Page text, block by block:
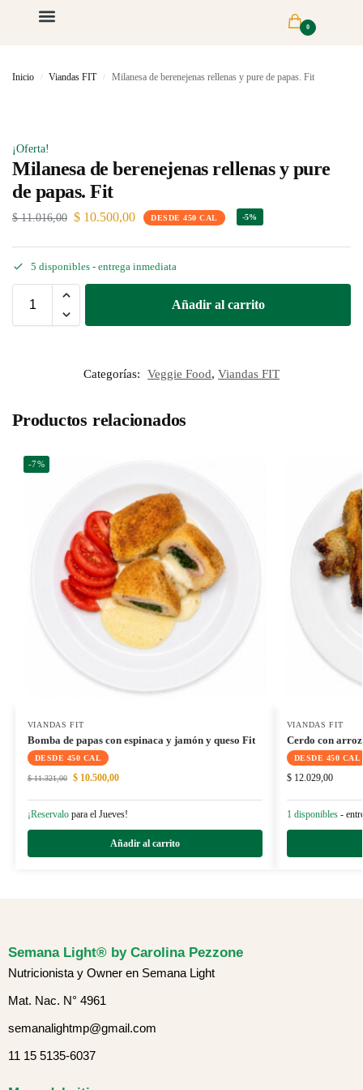
0
Inicio / Viandas FIT / Milanesa de berenejenas rellenas y pure de papas. Fit
¡Oferta!
Milanesa de berenejenas rellenas y pure
de papas. Fit
DESDE 450 CAL
$11.016,00 $ 10.500,00 -5%
5 disponibles - entrega inmediata
Añadir al carrito
Categorías: Veggie Food, Viandas FIT
Productos relacionados
-7%
VIANDAS FIT
Bomba de papas con espinaca y jamón y queso Fit
DESDE 450 CAL
$11.321,00 $10.500,00
¡Reservalopara el Jueves!
Añadir al carrito
VIANDAS FIT
Cerdo con
DESDE 450 CAL
$12.029,00
1 disponibles-
Semana Light® by Carolina Pezzone
Nutricionista y Owner en Semana Light
Mat. Nac. N° 4961
semanalightmp@gmail.com
11 15 5135-6037